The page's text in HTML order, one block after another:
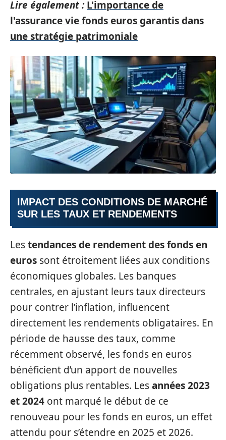
Lire également : L'importance de
l'assurance vie fonds euros garantis dans
une stratégie patrimoniale
IMPACT DES CONDITIONS DE MARCHÉ
SUR LES TAUX ET RENDEMENTS
Lestendances de rendement des fonds en
euros sont étroitement liées aux conditions
économiques globales. Les banques
centrales, en ajustant leurs taux directeurs
pour contrer l’inflation, influencent
directement les rendements obligataires. En
période de hausse des taux, comme
récemment observé, les fonds en euros
bénéficient d’un apport de nouvelles
obligations plus rentables. Lesannées 2023
et 2024 ont marqué le début de ce
renouveau pour les fonds en euros, un effet
attendu pour s’étendre en 2025 et 2026.